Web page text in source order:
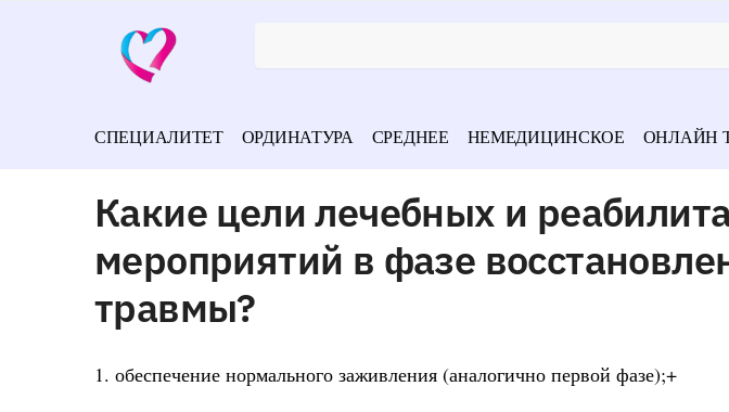
СПЕЦИАЛИТЕТ ОРДИНАТУРА СРЕДНЕЕ НЕМЕДИЦИНСКОЕ ОНЛАЙН
Какие цели лечебных и
мероприятий в фазе
травмы?
1. обеспечение нормального заживления (аналогично первой фазе);+